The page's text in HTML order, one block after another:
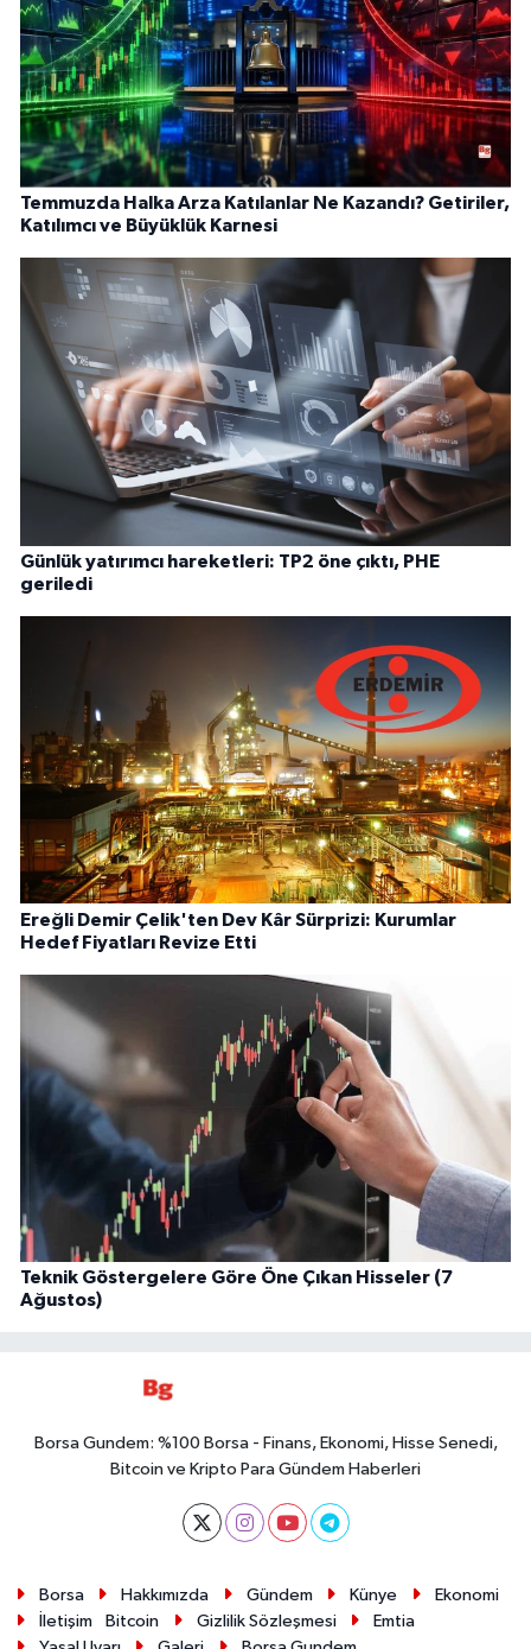
Temmuzda Halka Arza Katılanlar Ne Kazandı? Getiriler,
Katılımcı ve Büyüklük Karnesi
Günlük yatırımcı hareketleri: TP2 öne çıktı, PHE
geriledi
Ereğli Demir Çelik'ten Dev Kâr Sürprizi: Kurumlar
Hedef Fiyatları Revize Etti
Teknik Göstergelere Göre Öne Çıkan Hisseler (7
Ağustos)
Borsa Gundem: %100 Borsa - Finans, Ekonomi, Hisse Senedi,
Bitcoin ve Kripto Para Gündem Haberleri
Borsa Hakkımızda Gündem Künye
Ekonomi
İletişim
Bitcoin Gizlilik Sözleşmesi
Emtia